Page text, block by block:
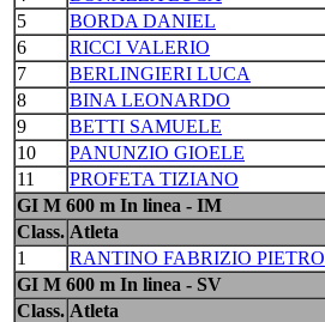
5
BORDA DANIEL
6
RICCI VALERIO
7
BERLINGIERI LUCA
8
BINA LEONARDO
9
BETTI SAMUELE
10
PANUNZIO GIOELE
11
PROFETA TIZIANO
GI M 600 m In linea - IM
Class. Atleta
1
RANTINO FABRIZIO PIETRO
GI M 600 m In linea - SV
Class. Atleta